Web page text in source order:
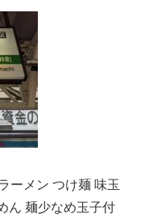
ーメン つけ麺 味玉
ん 麺少なめ玉子付